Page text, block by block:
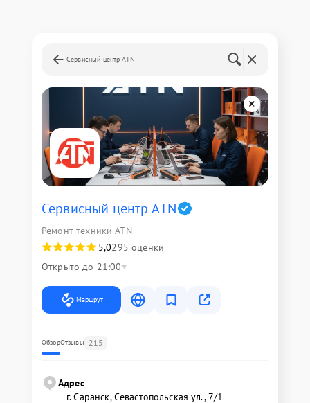
Сервисный центр ATN
Сервисный центр ATN
Ремонт техники ATN
5,0295 оценки
Открыто до 21:00
Маршрут
ОбзорОтзывы 215
Адрес
г. Саранск, Севастопольская ул., 7/1